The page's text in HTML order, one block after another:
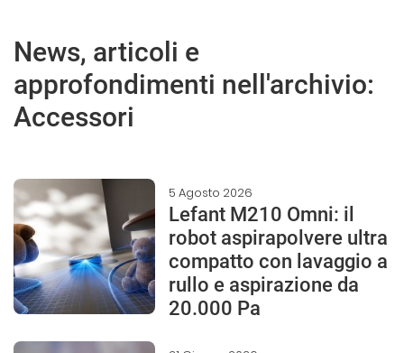
News, articoli e
approfondimenti nell'archivio:
Accessori
5 Agosto 2026
Lefant M210 Omni: il
robot aspirapolvere ultra
compatto con lavaggio a
rullo e aspirazione da
20.000 Pa